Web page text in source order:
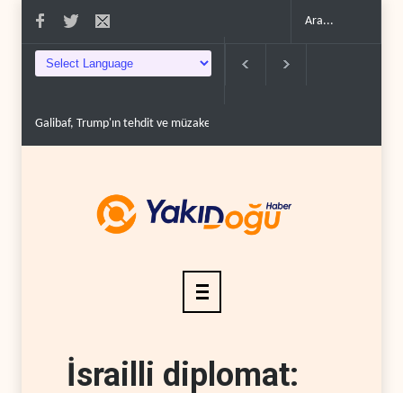
Galibaf, Trump'ın tehdit ve müzakere mesajlarıyla alay et..
İsrailli diplomat: